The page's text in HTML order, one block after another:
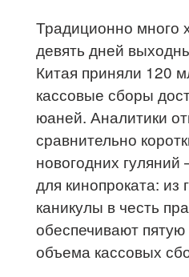
Традиционно много
девять дней
Китая приняли 120
кассовые сборы
юаней. Аналитики
сравнительно
новогодних гуляний
для кинопроката: из
каникулы в честь
обеспечивают пятую
объема кассовых